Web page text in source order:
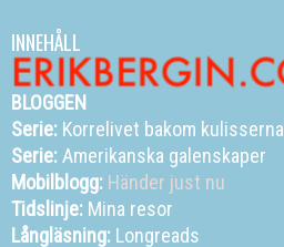
INNEHÅLL
BLOGGEN
Serie: Korrelivet bakom kulisserna
Serie:Amerikanska galenskaper
Mobilblogg: Händer just nu
Tidslinje: Mina resor
Långläsning: Longreads